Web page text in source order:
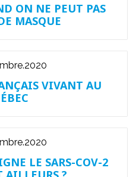
ON NE PEUT PAS
MASQUE
VIVANT AU
LE SARS-COV-2